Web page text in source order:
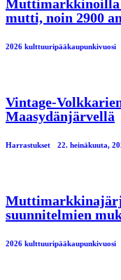
mutti, noin 2900
2026 kulttuuripääkaupunkivuosi
Vintage-
Maasydänjärvellä
Harrastukset 22. heinäkuuta,
suunnitelmien
2026 kulttuuripääkaupunkivuosi